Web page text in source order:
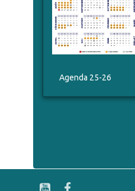
Agenda 25-26